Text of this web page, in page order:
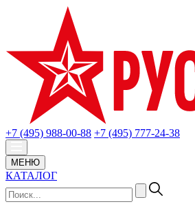
+7 (495) 988-00-88 +7 (495) 777-24-38
МЕНЮ
КАТАЛОГ